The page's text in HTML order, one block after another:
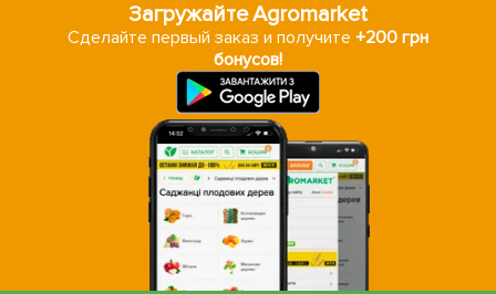
Загружайте Agromarket
Сделайте первый заказ и получите +200 грн
бонусов!